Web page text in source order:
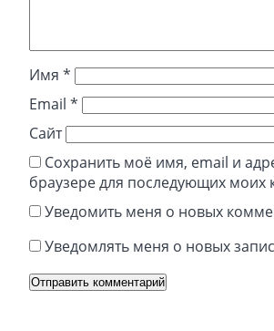
Имя*
Email*
Сайт
Сохранить моё имя, email и
браузере для последующих моих
Уведомить меня о новых
Уведомлять меня о новых